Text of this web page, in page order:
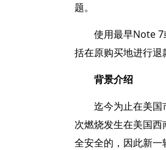
题。
使用最早Note
括在原购买地进行
背景介绍
迄今为止在美
次燃烧发生在美国
全安全的，因此新一